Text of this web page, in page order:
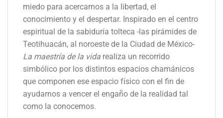
miedo para acercarnos a la libertad, el
conocimiento y el despertar. Inspirado en el centro
espiritual de la sabiduría tolteca -las pirámides de
Teotihuacán, al noroeste de la Ciudad de México-
La maestría de la vida realiza un recorrido
simbólico por los distintos espacios chamánicos
que componen ese espacio físico con el fin de
ayudarnos a vencer el engaño de la realidad tal
como la conocemos.